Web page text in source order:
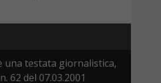
una testata giornalistica,
del 07.03.2001